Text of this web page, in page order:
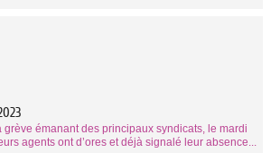
grève émanant des principaux syndicats, le mardi
agents ont d’ores et déjà signalé leur absence...